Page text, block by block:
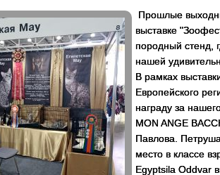
Прошлые
выставке
породный стенд,
нашей
В рамках
Европейского
награду за
MON ANGE
Павлова.
место в классе
Egyptsila Oddvar